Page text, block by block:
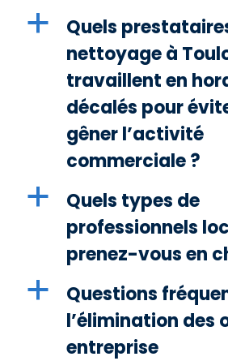
a
Quels
nettoyage à
travaillent en
décalés pour
gêner l’activité
commerciale ?
a
Quels types de
professionnels
prenez-vous en
a
Questions
l’élimination des
entreprise